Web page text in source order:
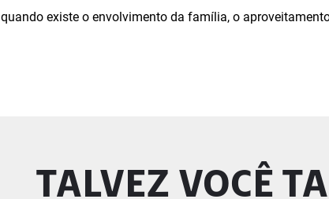
quando existe o envolvimento da família, o
TALVEZ VOCÊ